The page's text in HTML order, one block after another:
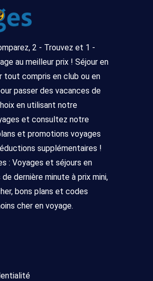
2 - Trouvez et 1 -
au meilleur prix ! Séjour en
tout compris en club ou en
passer des vacances de
en utilisant notre
et consultez notre
et promotions voyages
supplémentaires !
: Voyages et séjours en
dernière minute à prix mini,
bons plans et codes
cher en voyage.